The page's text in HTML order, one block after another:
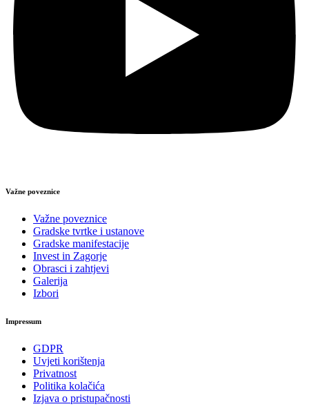
Važne poveznice
Važne poveznice
Gradske tvrtke i ustanove
Gradske manifestacije
Invest in Zagorje
Obrasci i zahtjevi
Galerija
Izbori
Impressum
GDPR
Uvjeti korištenja
Privatnost
Politika kolačića
Izjava o pristupačnosti